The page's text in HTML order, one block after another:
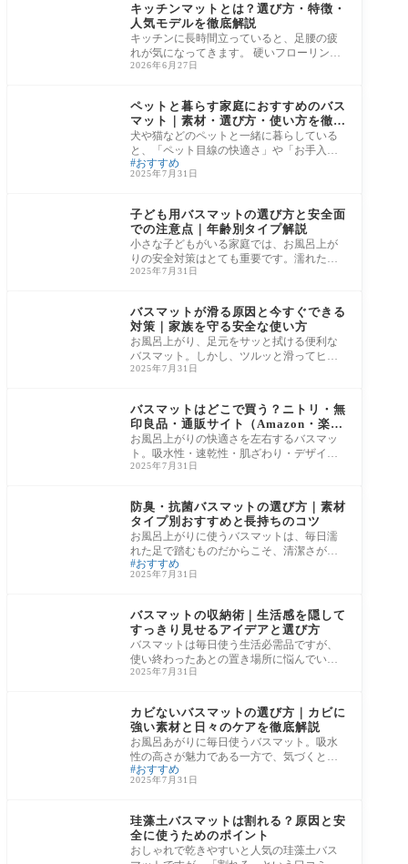
キッチンマットとは？選び方・特徴・
人気モデルを徹底解説
キッチンに長時間立っていると、足腰の疲
れが気になってきます。 硬いフローリング
や冷たいタイルの上では、料理のたびに疲
2026年6月27日
ペットと暮らす家庭におすすめのバス
マット｜素材・選び方・使い方を徹底
解説
犬や猫などのペットと一緒に暮らしている
と、「ペット目線の快適さ」や「お手入れ
のしやすさ」を日々意識するようになりま
す。バ
おすすめ
2025年7月31日
子ども用バスマットの選び方と安全面
での注意点｜年齢別タイプ解説
小さな子どもがいる家庭では、お風呂上が
りの安全対策はとても重要です。濡れた足
で滑ってしまう、冷たい床で転倒してしま
2025年7月31日
バスマットが滑る原因と今すぐできる
対策｜家族を守る安全な使い方
お風呂上がり、足元をサッと拭ける便利な
バスマット。しかし、ツルッと滑ってヒヤ
ッとした経験はありませんか？とくに小さ
2025年7月31日
バスマットはどこで買う？ニトリ・無
印良品・通販サイト（Amazon・楽
天）を徹底比較
お風呂上がりの快適さを左右するバスマッ
ト。吸水性・速乾性・肌ざわり・デザイン
と選ぶポイントは多いのに、意外と見落と
2025年7月31日
防臭・抗菌バスマットの選び方｜素材
タイプ別おすすめと長持ちのコツ
お風呂上がりに使うバスマットは、毎日濡
れた足で踏むものだからこそ、清潔さが何
より大切です。しかし「いつの間にかイヤ
なにお
おすすめ
2025年7月31日
バスマットの収納術｜生活感を隠して
すっきり見せるアイデアと選び方
バスマットは毎日使う生活必需品ですが、
使い終わったあとの置き場所に悩んでいる
方は多いのではないでしょうか。濡れたま
2025年7月31日
カビないバスマットの選び方｜カビに
強い素材と日々のケアを徹底解説
お風呂あがりに毎日使うバスマット。吸水
性の高さが魅力である一方で、気づくと裏
側に黒ずみやぬめりが……という経験はあ
りませ
おすすめ
2025年7月31日
珪藻土バスマットは割れる？原因と安
全に使うためのポイント
おしゃれで乾きやすいと人気の珪藻土バス